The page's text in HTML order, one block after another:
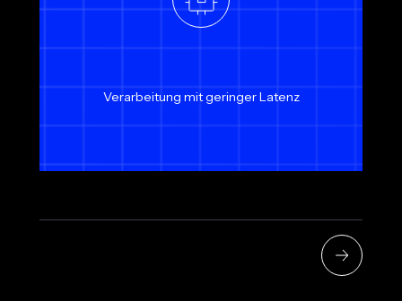
Verarbeitung mit geringer Latenz